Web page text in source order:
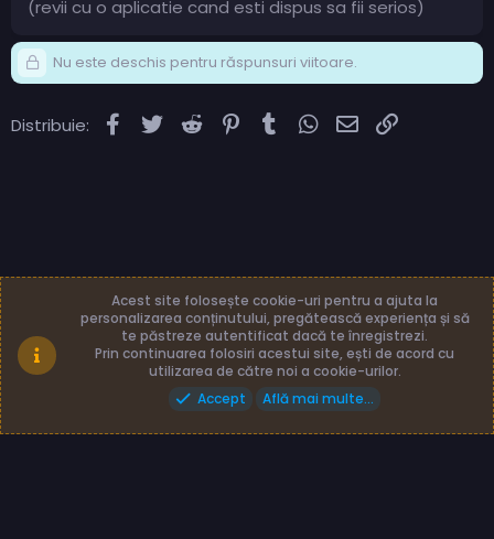
(revii cu o aplicatie cand esti dispus sa fii serios)
Nu este deschis pentru răspunsuri viitoare.
Distribuie: Facebook
TwitterReddit PinterestTumblrWhatsApp
Email
Română (RO)
Termeni și reguli
Politică de confidențialitate
Ajutor Acasă
Made with
Acest site folosește cookie-uri pentru a ajuta la
personalizarea conținutului, pregătească experiența și să
te păstreze autentificat dacă te înregistrezi.
Prin continuarea folosiri acestui site, ești de acord cu
utilizarea de către noi a cookie-urilor.
Accept
Află mai multe...